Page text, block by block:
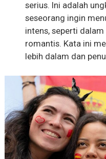
serius. Ini adalah
seseorang ingin
intens, seperti
romantis. Kata ini
lebih dalam dan